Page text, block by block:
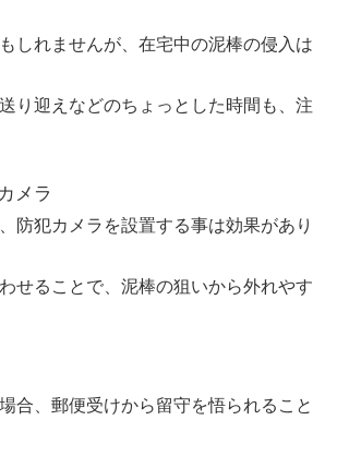
しれませんが、在宅中の泥棒の侵入は
り迎えなどのちょっとした時間も、注
メラ
防犯カメラを設置する事は効果があり
せることで、泥棒の狙いから外れやす
合、郵便受けから留守を悟られること